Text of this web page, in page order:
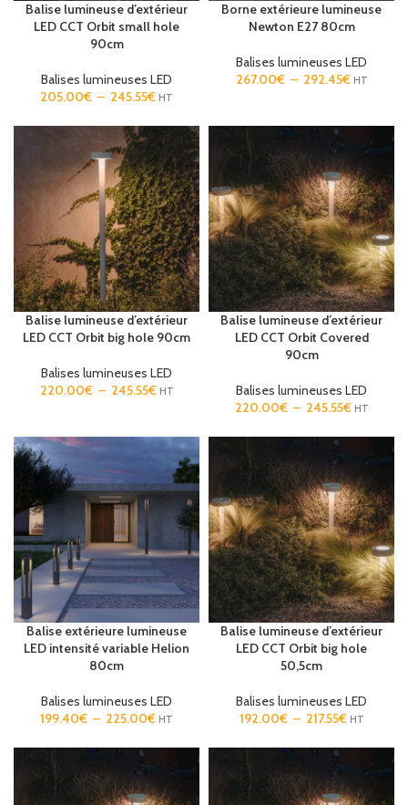
Balise lumineuse d’extérieur
LED CCT Orbit small hole
90cm
Balises lumineuses LED
205.00€ – 245.55€ HT
Borne extérieure lumineuse
Newton E27 80cm
Balises lumineuses LED
267.00€ – 292.45€ HT
Balise lumineuse d’extérieur
LED CCT Orbit big hole 90cm
Balises lumineuses LED
220.00€ – 245.55€ HT
Balise lumineuse d’extérieur
LED CCT Orbit Covered
90cm
Balises lumineuses LED
220.00€ – 245.55€ HT
Balise extérieure lumineuse
LED intensité variable Helion
80cm
Balises lumineuses LED
199.40€ – 225.00€ HT
Balise lumineuse d’extérieur
LED CCT Orbit big hole
50,5cm
Balises lumineuses LED
192.00€ – 217.55€ HT